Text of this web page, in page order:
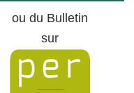
ou du Bulletin
sur